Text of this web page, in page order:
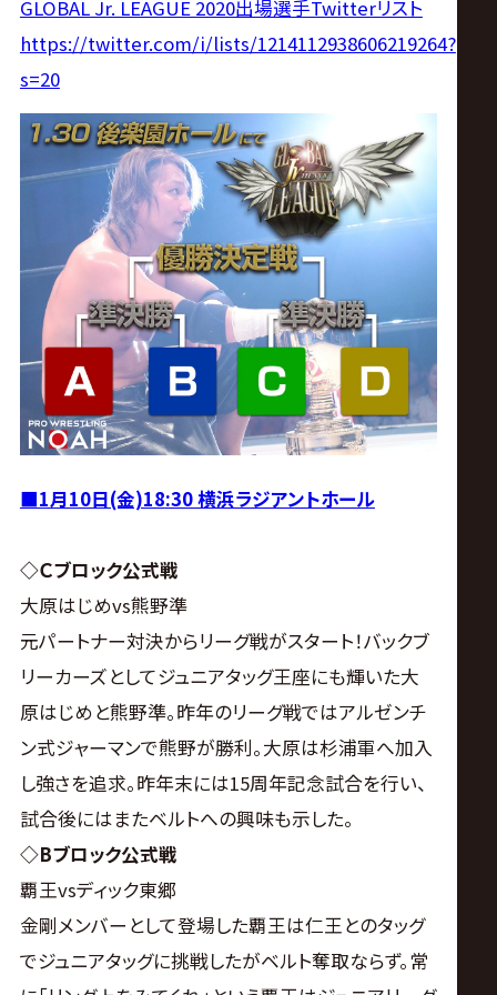
GLOBAL Jr. LEAGUE 2020出場選手Twitterリスト
https://twitter.com/i/lists/1214112938606219264?
s=20
■1月10日(金)18:30 横浜ラジアントホール
◇Ｃブロック公式戦
大原はじめvs熊野準
元パートナー対決からリーグ戦がスタート！バックブ
リーカーズとしてジュニアタッグ王座にも輝いた大
原はじめと熊野準。昨年のリーグ戦ではアルゼンチ
ン式ジャーマンで熊野が勝利。大原は杉浦軍へ加入
し強さを追求。昨年末には15周年記念試合を行い、
試合後にはまたベルトへの興味も示した。
◇Bブロック公式戦
覇王vsディック東郷
金剛メンバーとして登場した覇王は仁王とのタッグ
でジュニアタッグに挑戦したがベルト奪取ならず。常